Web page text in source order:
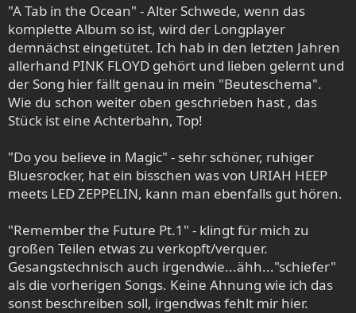
"A Tab in the Ocean" - Alter Schwede, wenn das
komplette Album so ist, wird der Longplayer
demnächst eingetütet. Ich hab in den letzten Jahren
allerhand PINK FLOYD gehört und lieben gelernt und
der Song hier fällt genau in mein "Beuteschema".
Wie du schon weiter oben geschrieben hast , das
Stück ist eine Achterbahn, Top!
"Do you believe in Magic" - sehr schöner, ruhiger
Bluesrocker, hat ein bisschen was von URIAH HEEP
meets LED ZEPPELIN, kann man ebenfalls gut hören.
"Remember the Future Pt.1" - klingt für mich zu
großen Teilen etwas zu verkopft/verquer.
Gesangstechnisch auch irgendwie...ähh..."schiefer"
als die vorherigen Songs. Keine Ahnung wie ich das
sonst beschreiben soll, irgendwas fehlt mir hier.